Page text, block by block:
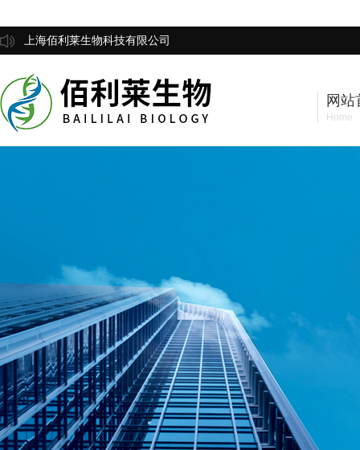
上海佰利莱生物科技有限公司
网站
Home